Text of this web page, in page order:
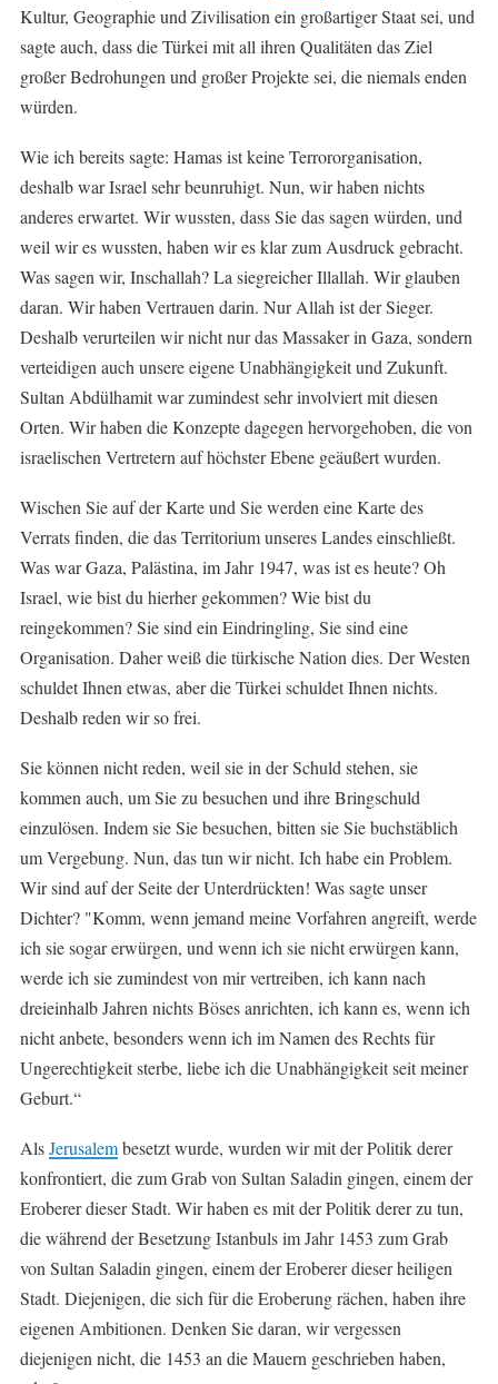
Kultur, Geographie und Zivilisation ein großartiger Staat sei, und
sagte auch, dass die Türkei mit all ihren Qualitäten das Ziel
großer Bedrohungen und großer Projekte sei, die niemals enden
würden.
Wie ich bereits sagte: Hamas ist keine Terrororganisation,
deshalb war Israel sehr beunruhigt. Nun, wir haben nichts
anderes erwartet. Wir wussten, dass Sie das sagen würden, und
weil wir es wussten, haben wir es klar zum Ausdruck gebracht.
Was sagen wir, Inschallah? La siegreicher Illallah. Wir glauben
daran. Wir haben Vertrauen darin. Nur Allah ist der Sieger.
Deshalb verurteilen wir nicht nur das Massaker in Gaza, sondern
verteidigen auch unsere eigene Unabhängigkeit und Zukunft.
Sultan Abdülhamit war zumindest sehr involviert mit diesen
Orten. Wir haben die Konzepte dagegen hervorgehoben, die von
israelischen Vertretern auf höchster Ebene geäußert wurden.
Wischen Sie auf der Karte und Sie werden eine Karte des
Verrats finden, die das Territorium unseres Landes einschließt.
Was war Gaza, Palästina, im Jahr 1947, was ist es heute? Oh
Israel, wie bist du hierher gekommen? Wie bist du
reingekommen? Sie sind ein Eindringling, Sie sind eine
Organisation. Daher weiß die türkische Nation dies. Der Westen
schuldet Ihnen etwas, aber die Türkei schuldet Ihnen nichts.
Deshalb reden wir so frei.
Sie können nicht reden, weil sie in der Schuld stehen, sie
kommen auch, um Sie zu besuchen und ihre Bringschuld
einzulösen. Indem sie Sie besuchen, bitten sie Sie buchstäblich
um Vergebung. Nun, das tun wir nicht. Ich habe ein Problem.
Wir sind auf der Seite der Unterdrückten! Was sagte unser
Dichter? "Komm, wenn jemand meine Vorfahren angreift, werde
ich sie sogar erwürgen, und wenn ich sie nicht erwürgen kann,
werde ich sie zumindest von mir vertreiben, ich kann nach
dreieinhalb Jahren nichts Böses anrichten, ich kann es, wenn ich
nicht anbete, besonders wenn ich im Namen des Rechts für
Ungerechtigkeit sterbe, liebe ich die Unabhängigkeit seit meiner
Geburt.“
AlsJerusalembesetzt wurde, wurden wir mit der Politik derer
konfrontiert, die zum Grab von Sultan Saladin gingen, einem der
Eroberer dieser Stadt. Wir haben es mit der Politik derer zu tun,
die während der Besetzung Istanbuls im Jahr 1453 zum Grab
von Sultan Saladin gingen, einem der Eroberer dieser heiligen
Stadt. Diejenigen, die sich für die Eroberung rächen, haben ihre
eigenen Ambitionen. Denken Sie daran, wir vergessen
diejenigen nicht, die 1453 an die Mauern geschrieben haben,